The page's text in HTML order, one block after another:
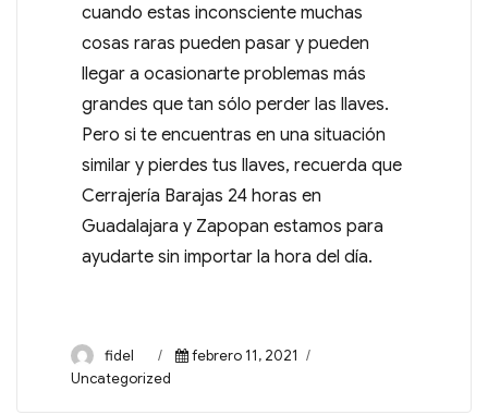
cuando estas inconsciente muchas
cosas raras pueden pasar y pueden
llegar a ocasionarte problemas más
grandes que tan sólo perder las llaves.
Pero si te encuentras en una situación
similar y pierdes tus llaves, recuerda que
Cerrajería Barajas 24 horas en
Guadalajara y Zapopan estamos para
ayudarte sin importar la hora del día.
fidel
febrero 11, 2021
Uncategorized